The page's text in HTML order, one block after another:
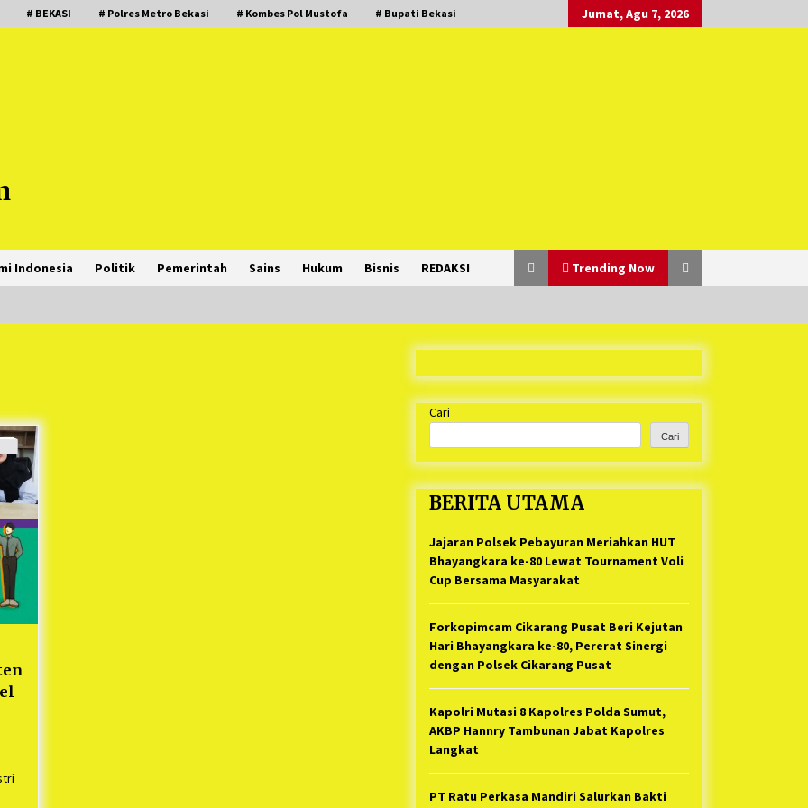
# BEKASI # Polres Metro Bekasi # Kombes Pol Mustofa # Bupati Bekasi Jumat, Agu 7, 2026
Indonesia Politik Pemerintah Sains Hukum Bisnis REDAKSI Trending Now
Tak Dapat Fasilitas yang Sesuai,
Para Peserta Retret Aparatur Desa
Sebelum Waktunya
1 tahun ago
Indonesia Gilang Bayu Nugraha,
S.H, Ucapkan Terimakasih Atas
Support Camat Kedungwaringin
Memberikan Logistik Ke Posko
1 tahun ago
Jelang Ramadhan, Kecamatan
Cikarang Pusat Gelar STQ ke-VII
1 tahun ago
Cari
Cari
BERITA UTAMA
Jajaran Polsek Pebayuran Meriahkan HUT
Bhayangkara ke-80 Lewat Tournament Voli
Cup Bersama Masyarakat
Forkopimcam Cikarang Pusat Beri Kejutan
Hari Bhayangkara ke-80, Pererat Sinergi
dengan Polsek Cikarang Pusat
Kapolri Mutasi 8 Kapolres Polda Sumut,
AKBP Hannry Tambunan Jabat Kapolres
Langkat
PT Ratu Perkasa Mandiri Salurkan Bakti